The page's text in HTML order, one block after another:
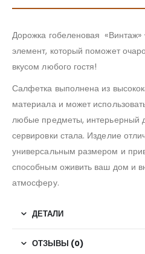
Дорожка гобеленовая
элемент, который поможет
вкусом любого гостя!
Салфетка выполнена из
материала и может
любые предметы, интерьерный
сервировки стала. Изделие
универсальным размером и
способным оживить ваш дом и
атмосферу.
ДЕТАЛИ
ОТЗЫВЫ (0)